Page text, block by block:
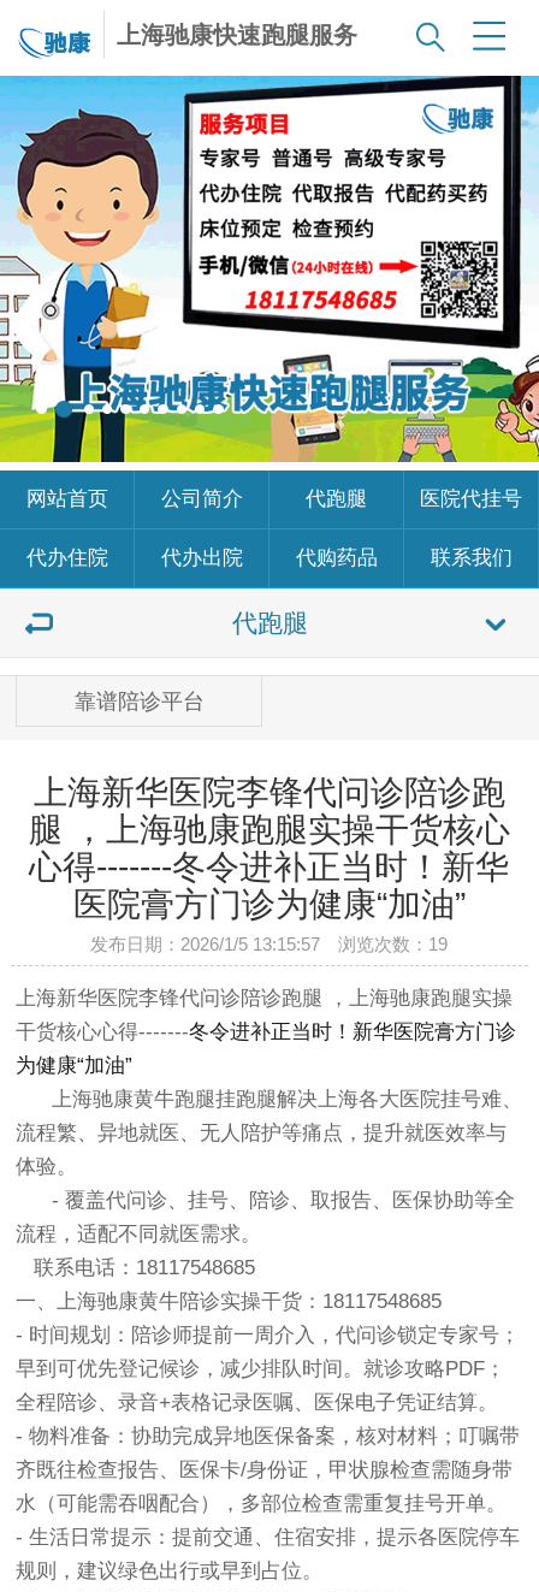
上海驰康快速跑腿服务
网站首页 公司简介 代跑腿 医院代挂号
代办住院 代办出院 代购药品 联系我们
代跑腿
靠谱陪诊平台
上海新华医院李锋代问诊陪诊跑
腿 ，上海驰康跑腿实操干货核心
心得-------冬令进补正当时！新华
医院膏方门诊为健康“加油”
发布日期：2026/1/5 13:15:57 浏览次数： 19
上海新华医院李锋代问诊陪诊跑腿 ，上海驰康跑腿实操
干货核心心得-------冬令进补正当时！新华医院膏方门诊
为健康“加油”
上海驰康黄牛跑腿挂跑腿解决上海各大医院挂号难、
流程繁、异地就医、无人陪护等痛点，提升就医效率与
体验。
- 覆盖代问诊、挂号、陪诊、取报告、医保协助等全
流程，适配不同就医需求。
联系电话：18117548685
一、上海驰康黄牛陪诊实操干货：18117548685
- 时间规划：陪诊师提前一周介入，代问诊锁定专家号；
早到可优先登记候诊，减少排队时间。就诊攻略PDF；
全程陪诊、录音+表格记录医嘱、医保电子凭证结算。
- 物料准备：协助完成异地医保备案，核对材料；叮嘱带
齐既往检查报告、医保卡/身份证，甲状腺检查需随身带
水（可能需吞咽配合），多部位检查需重复挂号开单。
- 生活日常提示：提前交通、住宿安排，提示各医院停车
规则，建议绿色出行或早到占位。